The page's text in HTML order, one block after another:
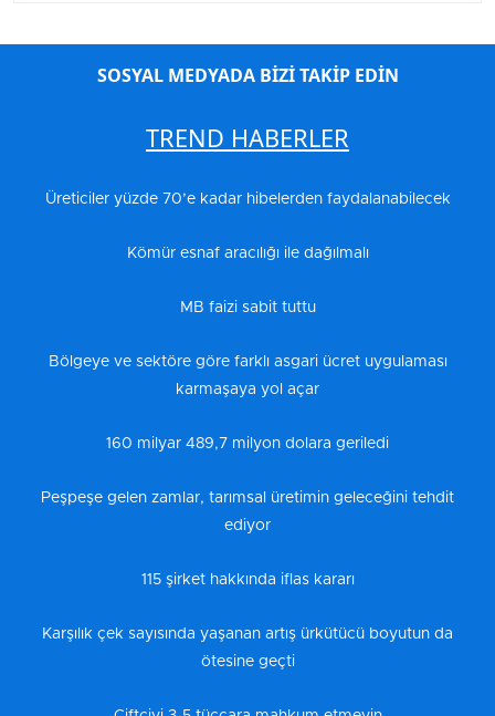
SOSYAL MEDYADA BİZİ TAKİP EDİN
TREND HABERLER
Üreticiler yüzde 70’e kadar hibelerden faydalanabilecek
Kömür esnaf aracılığı ile dağılmalı
MB faizi sabit tuttu
Bölgeye ve sektöre göre farklı asgari ücret uygulaması
karmaşaya yol açar
160 milyar 489,7 milyon dolara geriledi
Peşpeşe gelen zamlar, tarımsal üretimin geleceğini tehdit
ediyor
115 şirket hakkında iflas kararı
Karşılık çek sayısında yaşanan artış ürkütücü boyutun da
ötesine geçti